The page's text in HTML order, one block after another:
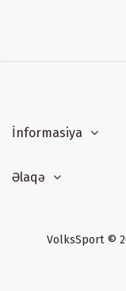
İnformasiya
Əlaqə
VolksSport ©